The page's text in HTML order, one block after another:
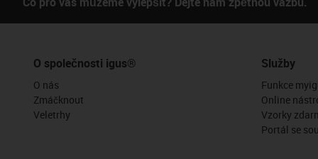
O společnosti igus®
O nás
Zmáčknout
Veletrhy
Služby
Funkce
Online
Vzorky
Portál se